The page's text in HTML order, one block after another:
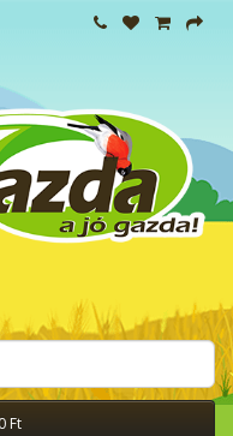
Ft